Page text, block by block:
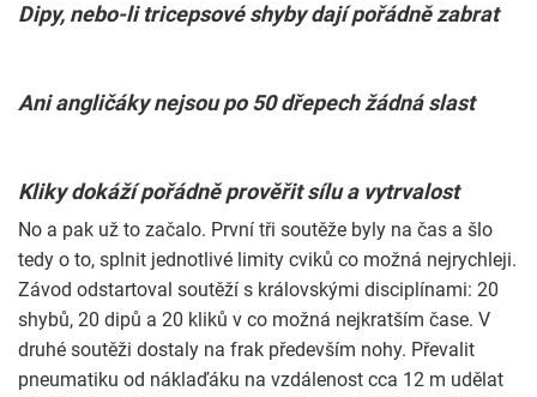
Dipy, nebo-li tricepsové shyby dají pořádně zabrat
Ani angličáky nejsou po 50 dřepech žádná slast
Kliky dokáží pořádně prověřit sílu a vytrvalost
No a pak už to začalo. První tři soutěže byly na čas a šlo
tedy o to, splnit jednotlivé limity cviků co možná nejrychleji.
Závod odstartoval soutěží s královskými disciplínami: 20
shybů, 20 dipů a 20 kliků v co možná nejkratším čase. V
druhé soutěži dostaly na frak především nohy. Převalit
pneumatiku od náklaďáku na vzdálenost cca 12 m udělat